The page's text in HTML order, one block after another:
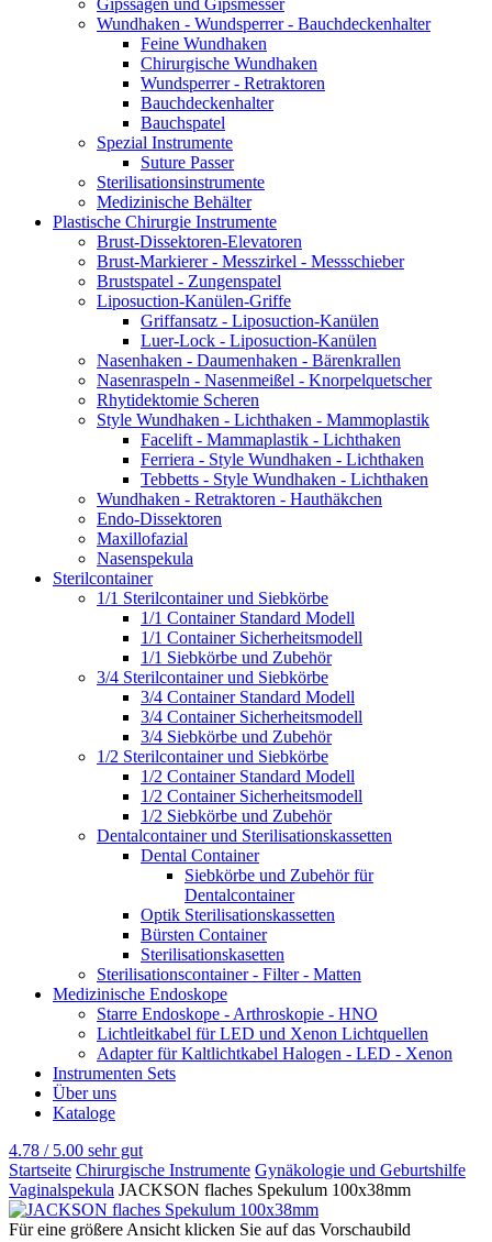
Gipssägen und Gipsmesser
Wundhaken - Wundsperrer - Bauchdeckenhalter
Feine Wundhaken
Chirurgische Wundhaken
Wundsperrer - Retraktoren
Bauchdeckenhalter
Bauchspatel
Spezial Instrumente
Suture Passer
Sterilisationsinstrumente
Medizinische Behälter
Plastische Chirurgie Instrumente
Brust-Dissektoren-Elevatoren
Brust-Markierer - Messzirkel - Messschieber
Brustspatel - Zungenspatel
Liposuction-Kanülen-Griffe
Griffansatz - Liposuction-Kanülen
Luer-Lock - Liposuction-Kanülen
Nasenhaken - Daumenhaken - Bärenkrallen
Nasenraspeln - Nasenmeißel - Knorpelquetscher
Rhytidektomie Scheren
Style Wundhaken - Lichthaken - Mammoplastik
Facelift - Mammaplastik - Lichthaken
Ferriera - Style Wundhaken - Lichthaken
Tebbetts - Style Wundhaken - Lichthaken
Wundhaken - Retraktoren - Hauthäkchen
Endo-Dissektoren
Maxillofazial
Nasenspekula
Sterilcontainer
1/1 Sterilcontainer und Siebkörbe
1/1 Container Standard Modell
1/1 Container Sicherheitsmodell
1/1 Siebkörbe und Zubehör
3/4 Sterilcontainer und Siebkörbe
3/4 Container Standard Modell
3/4 Container Sicherheitsmodell
3/4 Siebkörbe und Zubehör
1/2 Sterilcontainer und Siebkörbe
1/2 Container Standard Modell
1/2 Container Sicherheitsmodell
1/2 Siebkörbe und Zubehör
Dentalcontainer und Sterilisationskassetten
Dental Container
Siebkörbe und Zubehör für
Dentalcontainer
Optik Sterilisationskassetten
Bürsten Container
Sterilisationskasetten
Sterilisationscontainer - Filter - Matten
Medizinische Endoskope
Starre Endoskope - Arthroskopie - HNO
Lichtleitkabel für LED und Xenon Lichtquellen
Adapter für Kaltlichtkabel Halogen - LED - Xenon
Instrumenten Sets
Über uns
Kataloge
4.78 / 5.00 sehr gut
Startseite Chirurgische Instrumente Gynäkologie und Geburtshilfe
Vaginalspekula JACKSON flaches Spekulum 100x38mm
Für eine größere Ansicht klicken Sie auf das Vorschaubild